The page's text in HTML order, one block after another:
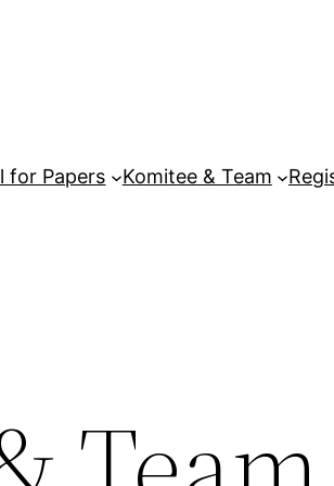
for Papers Komitee & Team